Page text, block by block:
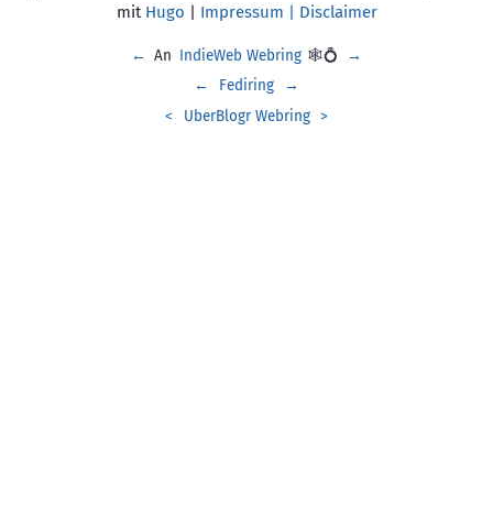
mit Hugo | Impressum | Disclaimer
← An IndieWeb Webring 🕸💍
→
←
Fediring
→
<
UberBlogr Webring >